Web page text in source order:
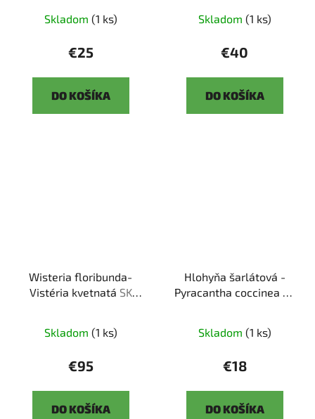
Skladom (1 ks)
€25
DO KOŠÍKA
Skladom (1 ks)
€40
DO KOŠÍKA
Wisteria floribunda-
Vistéria kvetnatá SK
Skladom (1 ks)
€95
DO KOŠÍKA
Hlohyňa šarlátová -
Pyracantha coccinea SK
Skladom (1 ks)
€18
DO KOŠÍKA